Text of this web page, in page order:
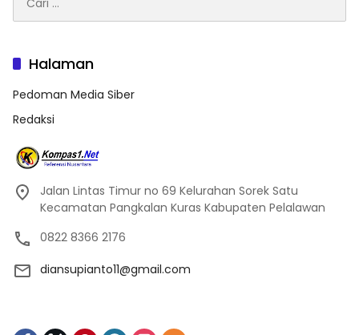
untuk:
Halaman
Pedoman Media Siber
Redaksi
Jalan Lintas Timur no 69 Kelurahan Sorek Satu
Kecamatan Pangkalan Kuras Kabupaten Pelalawan
0822 8366 2176
diansupianto11@gmail.com